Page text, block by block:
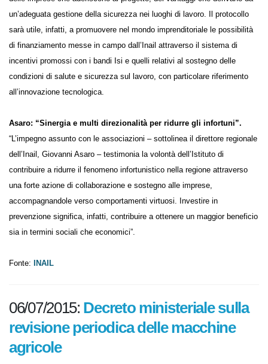
L’iniziativa punta anche ad accrescere la consapevolezza, da parte
delle imprese che aderiscono al progetto, dei vantaggi che derivano da
un’adeguata gestione della sicurezza nei luoghi di lavoro. Il protocollo
sarà utile, infatti, a promuovere nel mondo imprenditoriale le
possibilità di finanziamento messe in campo dall’Inail attraverso il
sistema di incentivi promossi con i bandi Isi e quelli relativi al sostegno
riferimento all’innovazione tecnologica.
Asaro: “Sinergia e multi direzionalità per ridurre gli infortuni”.
“L’impegno assunto con le associazioni – sottolinea il direttore
regionale dell’Inail, Giovanni Asaro – testimonia la volontà dell’Istituto
di contribuire a ridurre il fenomeno infortunistico nella regione
attraverso una forte azione di collaborazione e sostegno alle imprese,
accompagnandole verso comportamenti virtuosi. Investire in
beneficio sia in termini sociali che economici”.
06/07/2015:Decreto ministeriale
sulla revisione periodica delle